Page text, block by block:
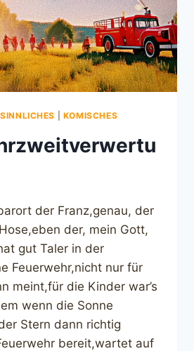
KOMISCHES
der Franz,genau, der
der, mein Gott,
gut Taler in der
Feuerwehr,nicht nur für
meint,für die Kinder war’s
wenn die Sonne
Stern dann richtig
bereit,wartet auf